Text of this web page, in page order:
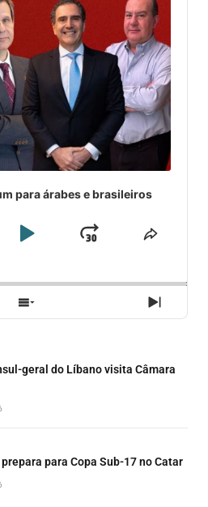
para árabes e brasileiros
PLAYJUMP
SHOW
EPISODES
NEXT
geral do Líbano visita Câmara
para Copa Sub-17 no Catar